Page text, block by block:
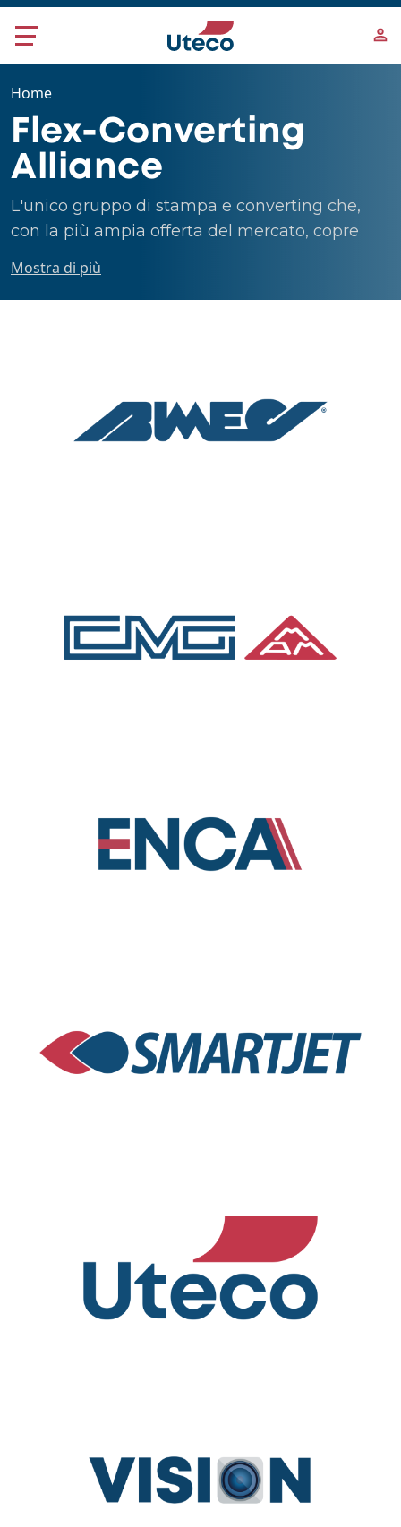
Salta al contenuto principale
Home
Flex-Converting
Alliance
L'unico gruppo di stampa e converting che,
con la più ampia offerta del mercato, copre
flessibile.
Mostra di più